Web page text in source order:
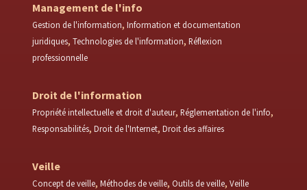
Management de l'info
Gestion de l'information Information et documentation
juridiques Technologies de l'information Réflexion
professionnelle
Droit de l'information
Propriété intellectuelle et droit d'auteur Réglementation de l'info
Responsabilités Droit de l'Internet Droit des affaires
Veille
Concept de veille Méthodes de veille Outils de veille Veille